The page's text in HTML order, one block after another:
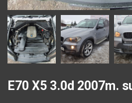
E70 X5 3.0d 2007m.